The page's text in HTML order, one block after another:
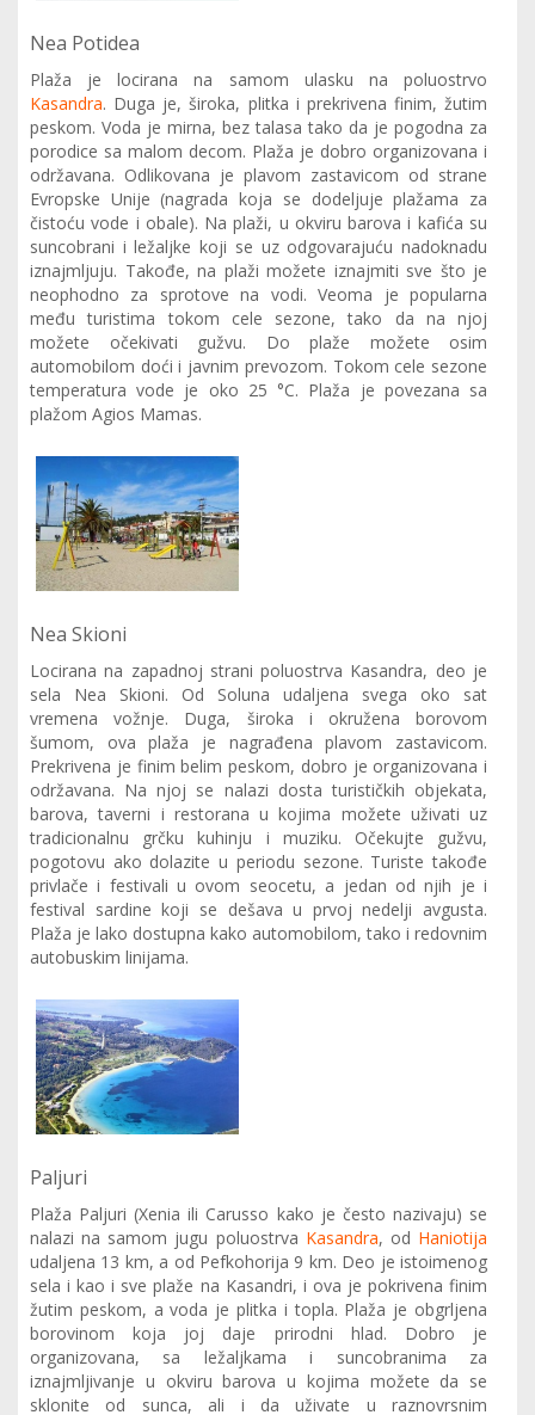
Nea Potidea
Plaža je locirana na samom ulasku na poluostrvo
Kasandra. Duga je, široka, plitka i prekrivena finim, žutim
peskom. Voda je mirna, bez talasa tako da je pogodna za
porodice sa malom decom. Plaža je dobro organizovana i
održavana. Odlikovana je plavom zastavicom od strane
Evropske Unije (nagrada koja se dodeljuje plažama za
čistoću vode i obale). Na plaži, u okviru barova i kafića su
suncobrani i ležaljke koji se uz odgovarajuću nadoknadu
iznajmljuju. Takođe, na plaži možete iznajmiti sve što je
neophodno za sprotove na vodi. Veoma je popularna
među turistima tokom cele sezone, tako da na njoj
možete očekivati gužvu. Do plaže možete osim
automobilom doći i javnim prevozom. Tokom cele sezone
temperatura vode je oko 25 °C. Plaža je povezana sa
plažom Agios Mamas.
Nea Skioni
Locirana na zapadnoj strani poluostrva Kasandra, deo je
sela Nea Skioni. Od Soluna udaljena svega oko sat
vremena vožnje. Duga, široka i okružena borovom
šumom, ova plaža je nagrađena plavom zastavicom.
Prekrivena je finim belim peskom, dobro je organizovana i
održavana. Na njoj se nalazi dosta turističkih objekata,
barova, taverni i restorana u kojima možete uživati uz
tradicionalnu grčku kuhinju i muziku. Očekujte gužvu,
pogotovu ako dolazite u periodu sezone. Turiste takođe
privlače i festivali u ovom seocetu, a jedan od njih je i
festival sardine koji se dešava u prvoj nedelji avgusta.
Plaža je lako dostupna kako automobilom, tako i redovnim
autobuskim linijama.
Paljuri
Plaža Paljuri (Xenia ili Carusso kako je često nazivaju) se
nalazi na samom jugu poluostrva Kasandra, od Haniotija
udaljena 13 km, a od Pefkohorija 9 km. Deo je istoimenog
sela i kao i sve plaže na Kasandri, i ova je pokrivena finim
žutim peskom, a voda je plitka i topla. Plaža je obgrljena
borovinom koja joj daje prirodni hlad. Dobro je
organizovana, sa ležaljkama i suncobranima za
iznajmljivanje u okviru barova u kojima možete da se
sklonite od sunca, ali i da uživate u raznovrsnim